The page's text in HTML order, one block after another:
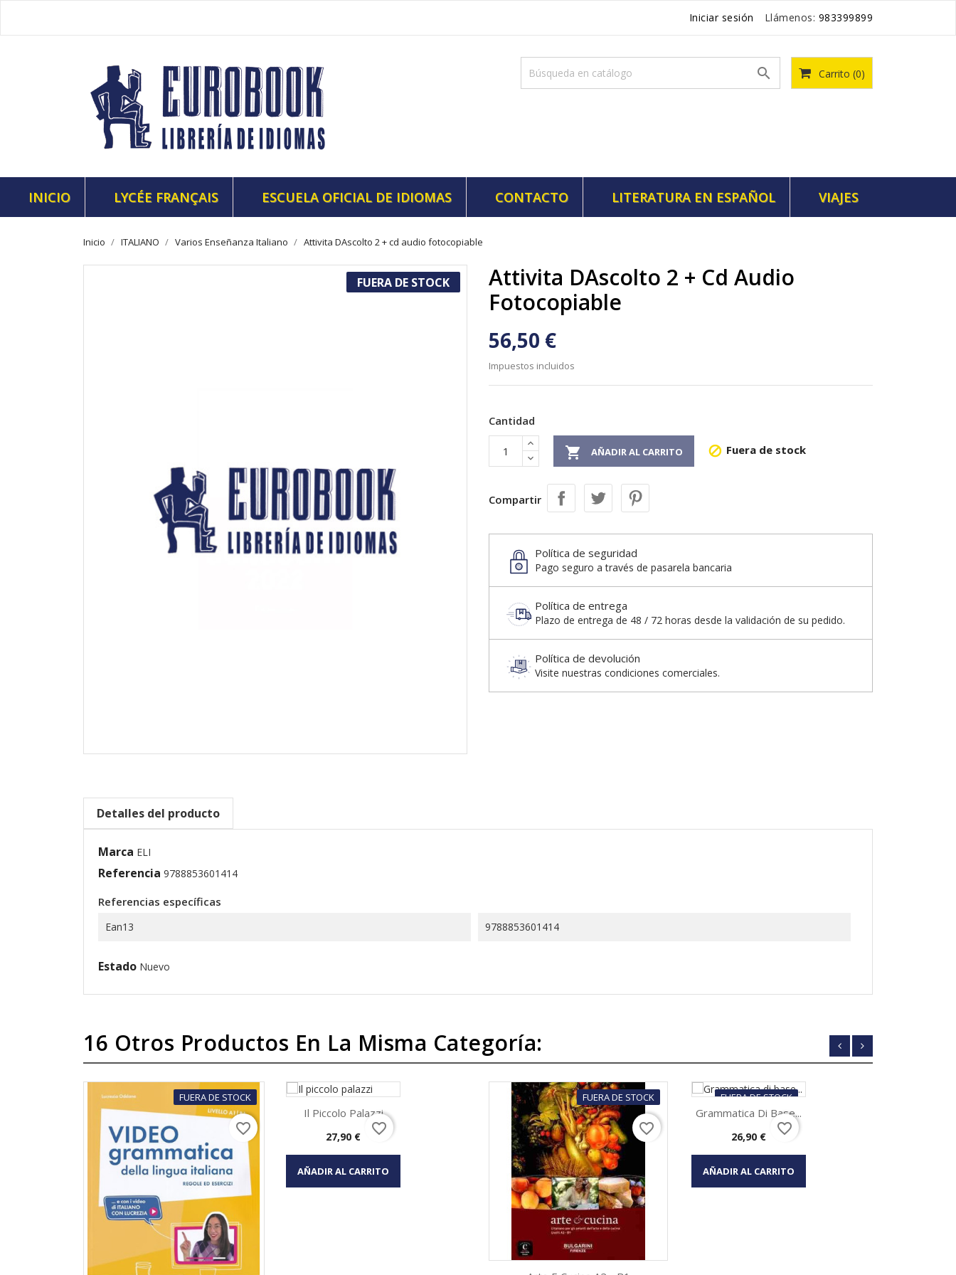
Iniciar sesión Llámenos: 983399899
Carrito (0)

INICIO LYCÉE FRANÇAIS ESCUELA OFICIAL DE IDIOMAS CONTACTO LITERATURA EN ESPAÑOL VIAJES
Inicio ITALIANO Varios Enseñanza Italiano Attivita DAscolto 2 + cd audio fotocopiable
FUERA DE STOCK
Attivita DAscolto 2 + Cd Audio
Fotocopiable
56,50 €
Impuestos incluidos
Cantidad
 AÑADIR AL CARRITO  Fuera de stock
Compartir
Política de seguridad
Pago seguro a través de pasarela bancaria
Política de entrega
Plazo de entrega de 48 / 72 horas desde la validación de su pedido.
Política de devolución
Visite nuestras condiciones comerciales.
Detalles del producto
Marca ELI
Referencia 9788853601414
Referencias específicas
Ean13 9788853601414
Estado Nuevo
16 Otros Productos En La Misma Categoría:
FUERA DE STOCK
favorite_border
Vista rápida
Il Piccolo Palazzi
Precio
27,90 €
AÑADIR AL CARRITO
favorite_border
FUERA DE STOCK
favorite_border
FUERA DE STOCK
Vista rápida
Grammatica Di Base...
Precio
26,90 €
AÑADIR AL CARRITO
favorite_border